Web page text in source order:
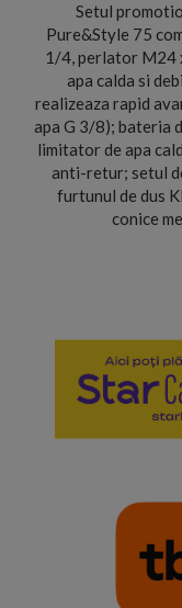
Setul
Pure&Style 75
1/4, perlator M24
apa calda si
realizeaza rapid
apa G 3/8); bateria
limitator de apa
anti-retur; setul
furtunul de dus
conice